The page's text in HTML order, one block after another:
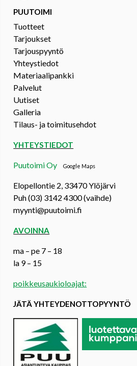
PUUTOIMI
Tuotteet
Tarjoukset
Tarjouspyyntö
Yhteystiedot
Materiaalipankki
Palvelut
Uutiset
Galleria
Tilaus- ja toimitusehdot
YHTEYSTIEDOT
Puutoimi OyGoogle Maps
Elopellontie 2, 33470 Ylöjärvi
Puh (03) 3142 4300 (vaihde)
myynti@puutoimi.fi
AVOINNA
ma – pe 7 – 18
la 9 – 15
poikkeusaukioloajat:
JÄTÄ YHTEYDENOTTOPYYNTÖ